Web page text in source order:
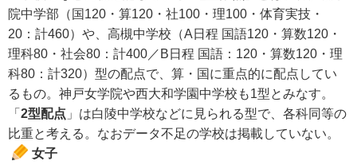
院中学部（国120・算120・社100・理100・体育実技・
20：計460）や、高槻中学校（A日程 国語120・算数120・
理科80・社会80：計400／B日程 国語：120・算数120・理
科80：計320）型の配点で、算・国に重点的に配点してい
るもの。神戸女学院や西大和学園中学校も1型とみなす。
「 2型配点 」は白陵中学校などに見られる型で、各科同等の
比重と考える。なおデータ不足の学校は掲載していない。
女子